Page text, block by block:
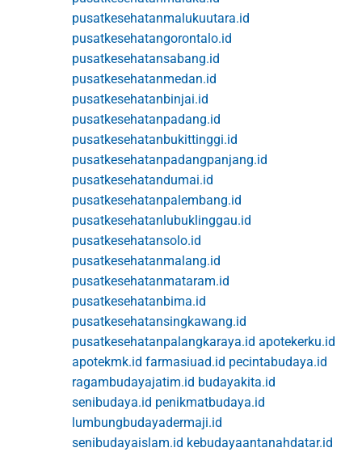
pusatkesehatanmalukuutara.id
pusatkesehatangorontalo.id
pusatkesehatansabang.id
pusatkesehatanmedan.id
pusatkesehatanbinjai.id
pusatkesehatanpadang.id
pusatkesehatanbukittinggi.id
pusatkesehatanpadangpanjang.id
pusatkesehatandumai.id
pusatkesehatanpalembang.id
pusatkesehatanlubuklinggau.id
pusatkesehatansolo.id
pusatkesehatanmalang.id
pusatkesehatanmataram.id
pusatkesehatanbima.id
pusatkesehatansingkawang.id
pusatkesehatanpalangkaraya.id apotekerku.id
apotekmk.id farmasiuad.id pecintabudaya.id
ragambudayajatim.id budayakita.id
senibudaya.id penikmatbudaya.id
lumbungbudayadermaji.id
senibudayaislam.id kebudayaantanahdatar.id